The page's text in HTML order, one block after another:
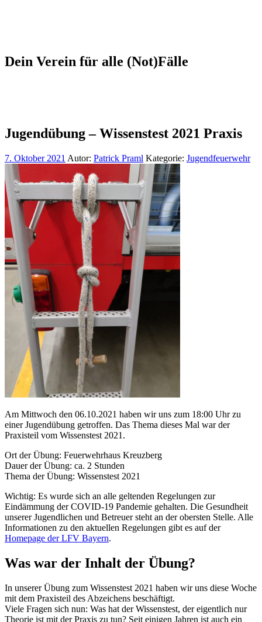
Dein Verein für alle (Not)Fälle
Jugendübung – Wissenstest 2021 Praxis
7. Oktober 2021 Autor: Patrick Praml Kategorie: Jugendfeuerwehr
Am Mittwoch den 06.10.2021 haben wir uns zum 18:00 Uhr zu
einer Jugendübung getroffen. Das Thema dieses Mal war der
Praxisteil vom Wissenstest 2021.
Ort der Übung: Feuerwehrhaus Kreuzberg
Dauer der Übung: ca. 2 Stunden
Thema der Übung: Wissenstest 2021
Wichtig: Es wurde sich an alle geltenden Regelungen zur
Eindämmung der COVID-19 Pandemie gehalten. Die Gesundheit
unserer Jugendlichen und Betreuer steht an der obersten Stelle. Alle
Informationen zu den aktuellen Regelungen gibt es auf der
Homepage der LFV Bayern.
Was war der Inhalt der Übung?
In unserer Übung zum Wissenstest 2021 haben wir uns diese Woche
mit dem Praxisteil des Abzeichens beschäftigt.
Viele Fragen sich nun: Was hat der Wissenstest, der eigentlich nur
Theorie ist mit der Praxis zu tun? Seit einigen Jahren ist auch ein